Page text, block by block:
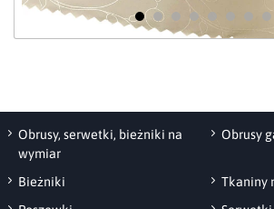
temperaturze max. 150 st.
C
Obrus plamoodporny Mela
Obrusy, serwetki, bieżniki na
wymiar
Obrusy
Bieżniki
Tkaniny